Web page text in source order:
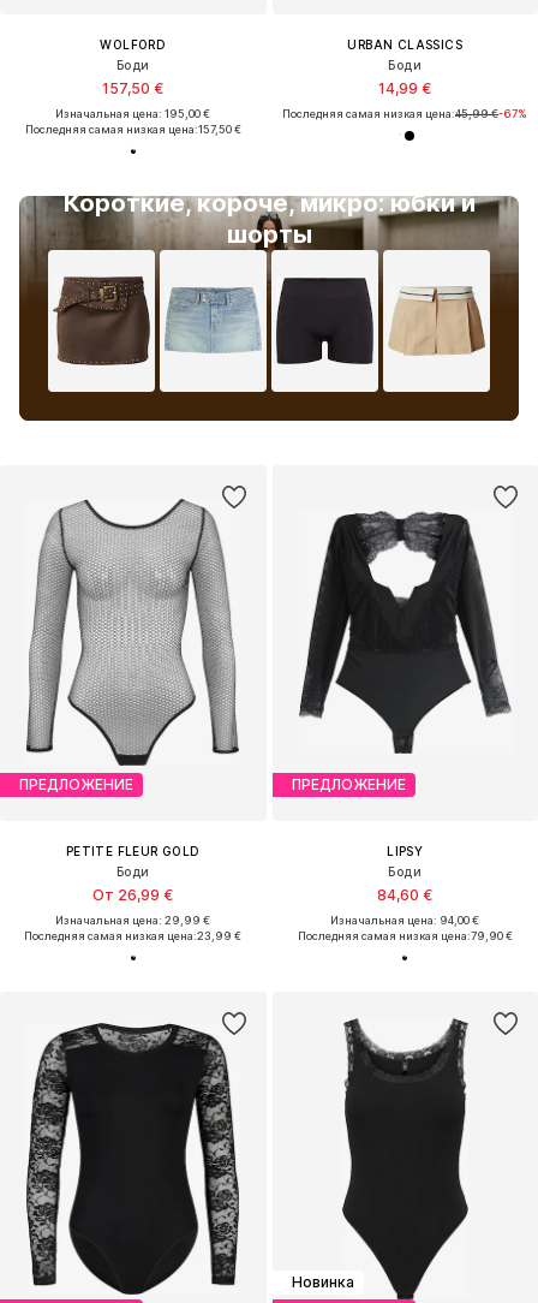
WOLFORD
Боди
157,50 €
Изначальная цена: 195,00 €
Последняя самая низкая цена:157,50 €
URBAN CLASSICS
Боди
14,99 €
Последняя самая низкая цена:45,99 €-67%
Короткие, короче, микро: юбки и
шорты
ПРЕДЛОЖЕНИЕ
PETITE FLEUR GOLD
Боди
От 26,99 €
Изначальная цена: 29,99 €
Последняя самая низкая цена:23,99 €
ПРЕДЛОЖЕНИЕ
LIPSY
Боди
84,60 €
Изначальная цена: 94,00 €
Последняя самая низкая цена:79,90 €
Новинка